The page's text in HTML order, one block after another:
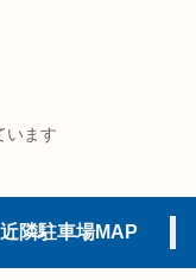
います
近隣駐車場MAP